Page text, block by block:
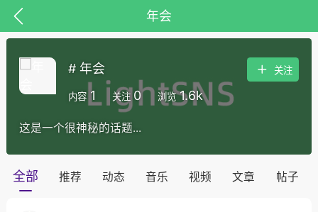
年会
# 年会
内容 1 关注 0 浏览 1.6k
关注
这是一个很神秘的话题...
全部 推荐 动态 音乐 视频 文章 帖子